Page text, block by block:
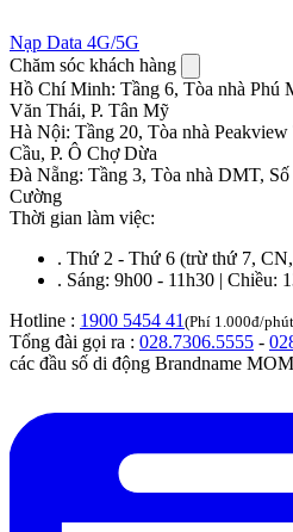
Nạp Data 4G/5G
Chăm sóc khách hàng
Hồ Chí Minh: Tầng 6, Tòa nhà Phú
Văn Thái, P. Tân Mỹ
Hà Nội: Tầng 20, Tòa nhà
Cầu, P. Ô Chợ Dừa
Đà Nẵng: Tầng 3, Tòa nhà DMT,
Cường
Thời gian làm việc:
. Thứ 2 - Thứ 6 (trừ thứ 7,
. Sáng: 9h00 - 11h30 | Chiều:
Hotline : 1900 5454 41 (Phí 1.000đ/
Tổng đài gọi ra : 028.7306.5555 -
các đầu số di động Brandname